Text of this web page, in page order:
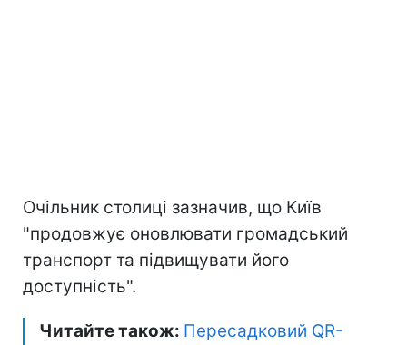
Очільник столиці зазначив, що Київ
"продовжує оновлювати громадський
транспорт та підвищувати його
доступність".
Читайте також: Пересадковий QR-